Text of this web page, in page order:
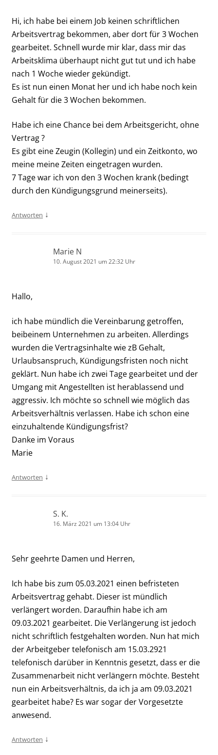
Hi, ich habe bei einem Job keinen schriftlichen
Arbeitsvertrag bekommen, aber dort für 3 Wochen
gearbeitet. Schnell wurde mir klar, dass mir das
Arbeitsklima überhaupt nicht gut tut und ich habe
nach 1 Woche wieder gekündigt.
Es ist nun einen Monat her und ich habe noch kein
Gehalt für die 3 Wochen bekommen.
Habe ich eine Chance bei dem Arbeitsgericht, ohne
Vertrag ?
Es gibt eine Zeugin (Kollegin) und ein Zeitkonto, wo
meine meine Zeiten eingetragen wurden.
7 Tage war ich von den 3 Wochen krank (bedingt
durch den Kündigungsgrund meinerseits).
Antworten ↓
Marie N
10. August 2021 um 22:32 Uhr
Hallo,
ich habe mündlich die Vereinbarung getroffen,
beibeinem Unternehmen zu arbeiten. Allerdings
wurden die Vertragsinhalte wie zB Gehalt,
Urlaubsanspruch, Kündigungsfristen noch nicht
geklärt. Nun habe ich zwei Tage gearbeitet und der
Umgang mit Angestellten ist herablassend und
aggressiv. Ich möchte so schnell wie möglich das
Arbeitsverhältnis verlassen. Habe ich schon eine
einzuhaltende Kündigungsfrist?
Danke im Voraus
Marie
Antworten ↓
S. K.
16. März 2021 um 13:04 Uhr
Sehr geehrte Damen und Herren,
Ich habe bis zum 05.03.2021 einen befristeten
Arbeitsvertrag gehabt. Dieser ist mündlich
verlängert worden. Daraufhin habe ich am
09.03.2021 gearbeitet. Die Verlängerung ist jedoch
nicht schriftlich festgehalten worden. Nun hat mich
der Arbeitgeber telefonisch am 15.03.2921
telefonisch darüber in Kenntnis gesetzt, dass er die
Zusammenarbeit nicht verlängern möchte. Besteht
nun ein Arbeitsverhältnis, da ich ja am 09.03.2021
gearbeitet habe? Es war sogar der Vorgesetzte
anwesend.
Antworten ↓